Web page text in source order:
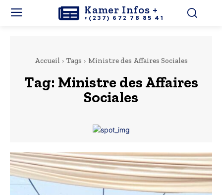
Kamer Infos +
+(237) 672 78 85 41
Accueil Tags Ministre des Affaires Sociales
Tag: Ministre des Affaires
Sociales